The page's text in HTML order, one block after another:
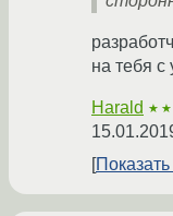
на тебя с
Harald
Показать